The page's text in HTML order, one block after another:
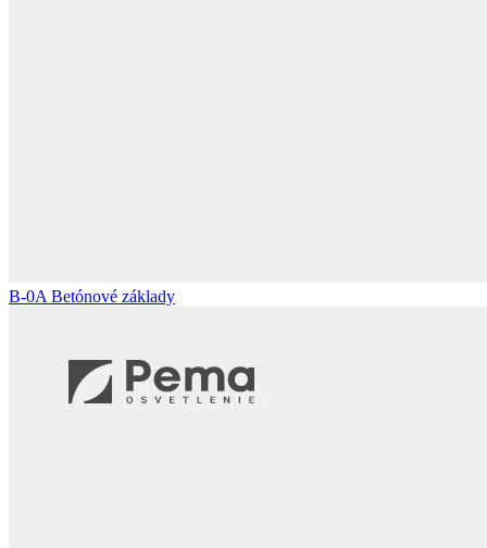
B-0A Betónové základy